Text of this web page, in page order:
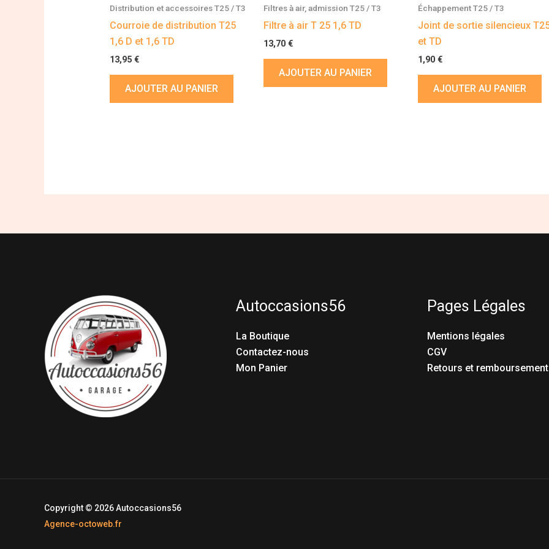
Distribution et accessoires T25 / T3
Courroie de distribution T25
1,6 D et 1,6 TD
13,95 €
AJOUTER AU PANIER
Filtres à air, admission T25 / T3
Filtre à air T 25 1,6 TD
13,70€
AJOUTER AU PANIER
Échappement T25 / T3
Joint de sortie silencieux
et TD
1,90 €
AJOUTER AU PANIER
Autoccasions56
La Boutique
Contactez-nous
Mon Panier
Pages Légales
Mentions légales
CGV
Retours et
Copyright © 2026 Autoccasions56
Agence-octoweb.fr